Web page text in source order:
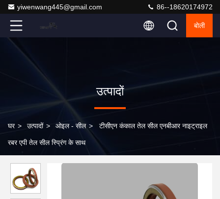
yiwenwang445@gmail.com 86--18620174972
बोली
उत्पादों
घर > उत्पादों > ओइल - सील > टीसीएन कंकाल तेल सील एनबीआर नाइट्राइल
रबर एपी तेल सील स्प्रिंग के साथ